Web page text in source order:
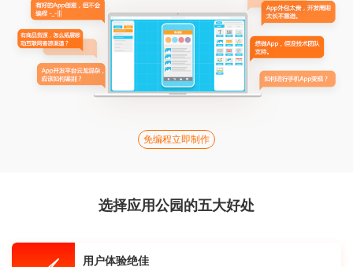
免编程立即制作
选择应用公园的五大好处
用户体验绝佳